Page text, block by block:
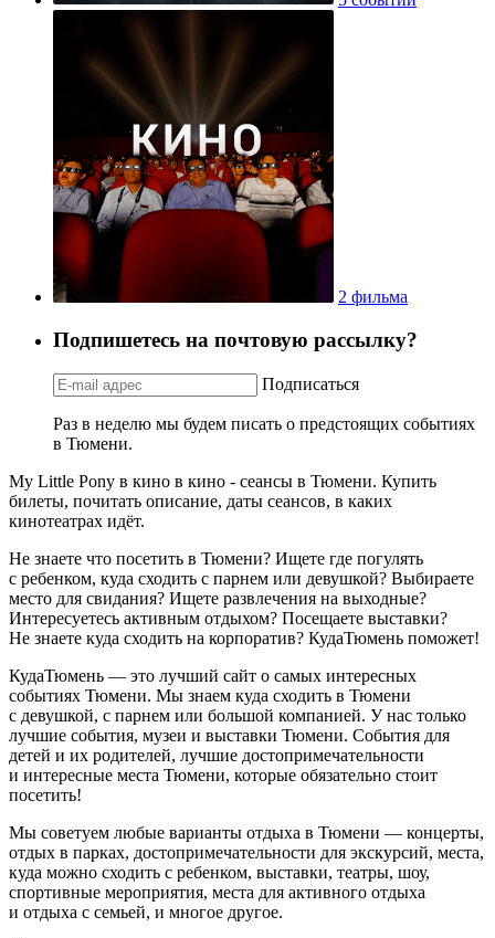
2 фильма
Подпишетесь на почтовую рассылку?
Подписаться
Раз в неделю мы будем писать о предстоящих событиях
в Тюмени.
My Little Pony в кино в кино - сеансы в Тюмени. Купить
билеты, почитать описание, даты сеансов, в каких
кинотеатрах идёт.
Не знаете что посетить в Тюмени? Ищете где погулять
с ребенком, куда сходить с парнем или девушкой? Выбираете
место для свидания? Ищете развлечения на выходные?
Интересуетесь активным отдыхом? Посещаете выставки?
Не знаете куда сходить на корпоратив? КудаТюмень поможет!
КудаТюмень — это лучший сайт о самых интересных
событиях Тюмени. Мы знаем куда сходить в Тюмени
с девушкой, с парнем или большой компанией. У нас только
лучшие события, музеи и выставки Тюмени. События для
детей и их родителей, лучшие достопримечательности
и интересные места Тюмени, которые обязательно стоит
посетить!
Мы советуем любые варианты отдыха в Тюмени — концерты,
отдых в парках, достопримечательности для экскурсий, места,
куда можно сходить с ребенком, выставки, театры, шоу,
спортивные мероприятия, места для активного отдыха
и отдыха с семьей, и многое другое.